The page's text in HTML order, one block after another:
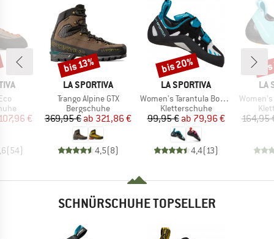
Preis
€
(54)
MARKE
LA SPORTIVA
Artikel
Trango Alpine GTX
Produktgruppe
Bergschuhe
Preis
369,95 € reduzierter Preis
ab 321,86 €
4,5(8)
Rabatt
bis 13%
MARKE
LA SPORTIVA
Artikel
Women's Tarantula Boulder
Produktgruppe
Kletterschuhe
Preis
99,95 € reduzierter Preis
ab 79,96 €
4,4(13)
Rabatt
bis 20%
LA
Artikel
Women's
164,95
SCHNÜRSCHUHE TOPSELLER